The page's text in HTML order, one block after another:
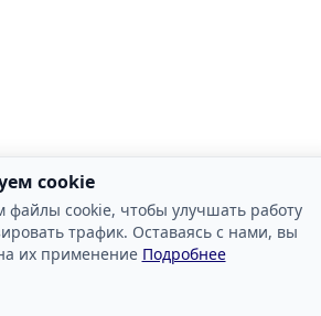
cookie
файлы cookie, чтобы улучшать работу
трафик. Оставаясь с нами, вы
их применение Подробнее